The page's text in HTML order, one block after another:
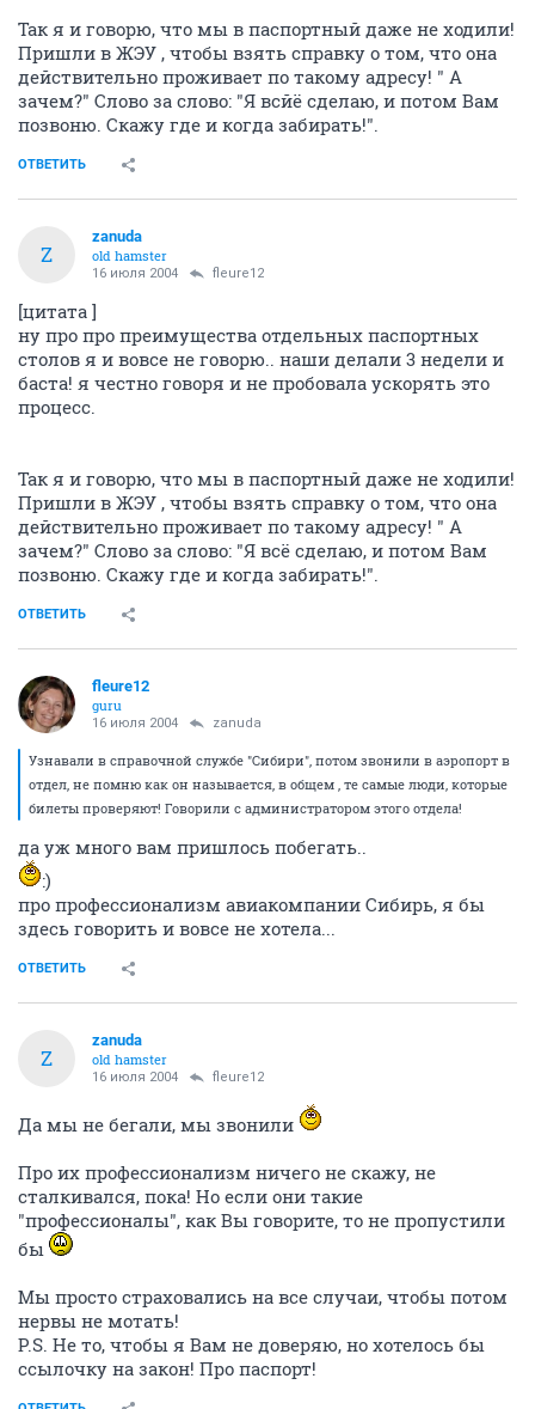
Так я и говорю, что мы в паспортный даже не ходили!
Пришли в ЖЭУ , чтобы взять справку о том, что она
действительно проживает по такому адресу! " А
зачем?" Слово за слово: "Я всйё сделаю, и потом Вам
позвоню. Скажу где и когда забирать!".
ОТВЕТИТЬ
Z
zanuda
old hamster
16 июля 2004 fleure12
[цитата ]
ну про про преимущества отдельных паспортных
столов я и вовсе не говорю.. наши делали 3 недели и
баста! я честно говоря и не пробовала ускорять это
процесс.
Так я и говорю, что мы в паспортный даже не ходили!
Пришли в ЖЭУ , чтобы взять справку о том, что она
действительно проживает по такому адресу! " А
зачем?" Слово за слово: "Я всё сделаю, и потом Вам
позвоню. Скажу где и когда забирать!".
ОТВЕТИТЬ
fleure12
guru
16 июля 2004 zanuda
Узнавали в справочной службе "Сибири", потом звонили в аэропорт в
отдел, не помню как он называется, в общем , те самые люди, которые
билеты проверяют! Говорили с администратором этого отдела!
да уж много вам пришлось побегать..
:)
про профессионализм авиакомпании Сибирь, я бы
здесь говорить и вовсе не хотела...
ОТВЕТИТЬ
Z
zanuda
old hamster
16 июля 2004 fleure12
Да мы не бегали, мы звонили
Про их профессионализм ничего не скажу, не
сталкивался, пока! Но если они такие
"профессионалы", как Вы говорите, то не пропустили
бы
Мы просто страховались на все случаи, чтобы потом
нервы не мотать!
P.S. Не то, чтобы я Вам не доверяю, но хотелось бы
ссылочку на закон! Про паспорт!